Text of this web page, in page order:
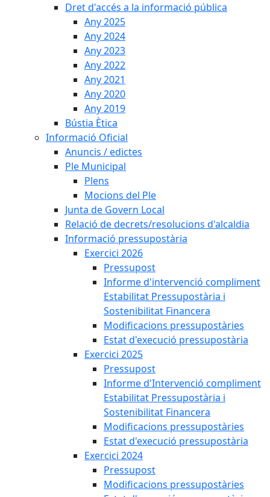
Dret d'accés a la informació pública
Any 2025
Any 2024
Any 2023
Any 2022
Any 2021
Any 2020
Any 2019
Bústia Ètica
Informació Oficial
Anuncis / edictes
Ple Municipal
Plens
Mocions del Ple
Junta de Govern Local
Relació de decrets/resolucions d'alcaldia
Informació pressupostària
Exercici 2026
Pressupost
Informe d'intervenció compliment
Estabilitat Pressupostària i
Sostenibilitat Financera
Modificacions pressupostàries
Estat d'execució pressupostària
Exercici 2025
Pressupost
Informe d'Intervenció compliment
Estabilitat Pressupostària i
Sostenibilitat Financera
Modificacions pressupostàries
Estat d'execució pressupostària
Exercici 2024
Pressupost
Modificacions pressupostàries